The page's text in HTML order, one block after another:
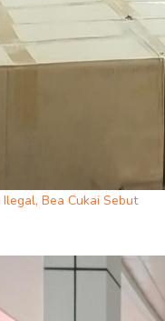
Bea Cukai Sebut